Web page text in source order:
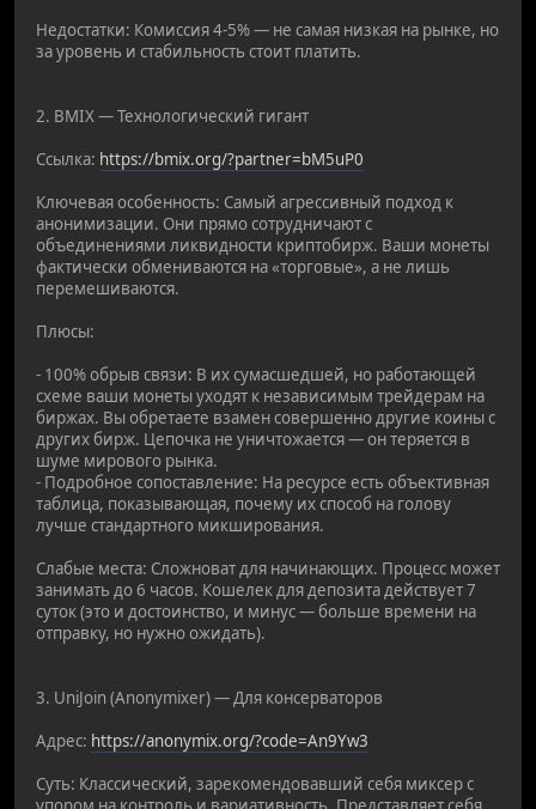
Недостатки: Комиссия 4-5% — не самая низкая на рынке, но
за уровень и стабильность стоит платить.
2. BMIX — Технологический гигант
Ссылка: https://bmix.org/?partner=bM5uP0
Ключевая особенность: Самый агрессивный подход к
анонимизации. Они прямо сотрудничают с
объединениями ликвидности криптобирж. Ваши монеты
фактически обмениваются на «торговые», а не лишь
перемешиваются.
Плюсы:
- 100% обрыв связи: В их сумасшедшей, но работающей
схеме ваши монеты уходят к независимым трейдерам на
биржах. Вы обретаете взамен совершенно другие коины с
других бирж. Цепочка не уничтожается — он теряется в
шуме мирового рынка.
- Подробное сопоставление: На ресурсе есть объективная
таблица, показывающая, почему их способ на голову
лучше стандартного микширования.
Слабые места: Сложноват для начинающих. Процесс может
занимать до 6 часов. Кошелек для депозита действует 7
суток (это и достоинство, и минус — больше времени на
отправку, но нужно ожидать).
3. UniJoin (Anonymixer) — Для консерваторов
Адрес: https://anonymix.org/?code=An9Yw3
Суть: Классический, зарекомендовавший себя миксер с